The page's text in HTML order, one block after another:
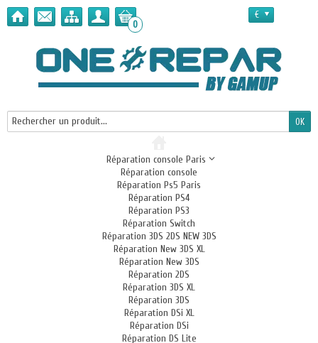
0
€
Réparation console Paris
Réparation console
Réparation Ps5 Paris
Réparation PS4
Réparation PS3
Réparation Switch
Réparation 3DS 2DS NEW 3DS
Réparation New 3DS XL
Réparation New 3DS
Réparation 2DS
Réparation 3DS XL
Réparation 3DS
Réparation DSi XL
Réparation DSi
Réparation DS Lite